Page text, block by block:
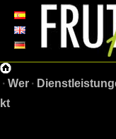
· Wer ·
kt